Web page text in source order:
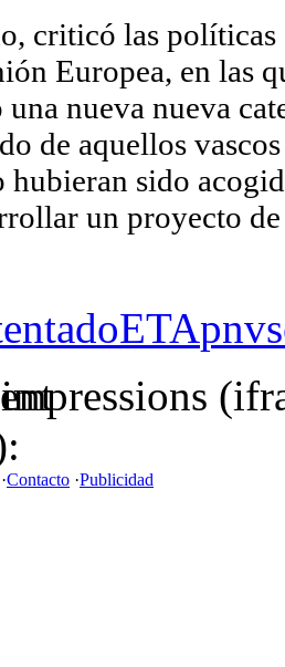
criticó las
Europea, en las
nueva nueva
de aquellos
hubieran sido
un proyecto
ETApnv
Contacto ·Publicidad